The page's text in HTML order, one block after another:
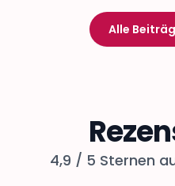
Alle
4,9 / 5 Sternen